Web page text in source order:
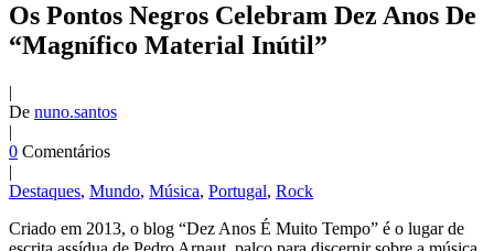
Os Pontos Negros Celebram Dez Anos De
“Magnífico Material Inútil”
|
De nuno.santos
|
0 Comentários
|
Destaques, Mundo, Música, Portugal, Rock
Criado em 2013, o blog “Dez Anos É Muito Tempo” é o lugar de